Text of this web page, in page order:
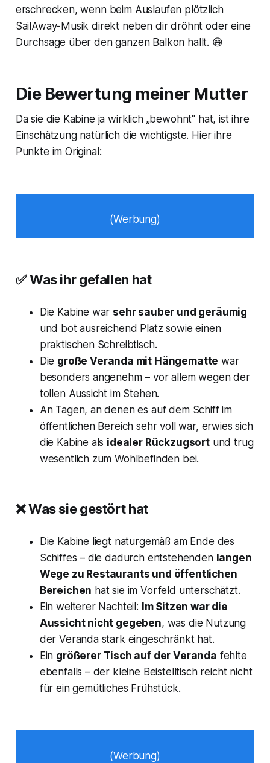
erschrecken, wenn beim Auslaufen plötzlich
SailAway-Musik direkt neben dir dröhnt oder eine
Durchsage über den ganzen Balkon hallt. 😄
Die Bewertung meiner Mutter
Da sie die Kabine ja wirklich „bewohnt" hat, ist ihre
Einschätzung natürlich die wichtigste. Hier ihre
Punkte im Original:
(Werbung)
✅ Was ihr gefallen hat
Die Kabine war sehr sauber und geräumig
und bot ausreichend Platz sowie einen
praktischen Schreibtisch.
Die große Veranda mit Hängematte war
besonders angenehm – vor allem wegen der
tollen Aussicht im Stehen.
An Tagen, an denen es auf dem Schiff im
öffentlichen Bereich sehr voll war, erwies sich
die Kabine als idealer Rückzugsortund trug
wesentlich zum Wohlbefinden bei.
❌ Was sie gestört hat
Die Kabine liegt naturgemäß am Ende des
Schiffes – die dadurch entstehenden langen
Wege zu Restaurants und öffentlichen
Bereichen hat sie im Vorfeld unterschätzt.
Ein weiterer Nachteil: Im Sitzen war die
Aussicht nicht gegeben, was die Nutzung
der Veranda stark eingeschränkt hat.
Ein größerer Tisch auf der Veranda fehlte
ebenfalls – der kleine Beistelltisch reicht nicht
für ein gemütliches Frühstück.
(Werbung)